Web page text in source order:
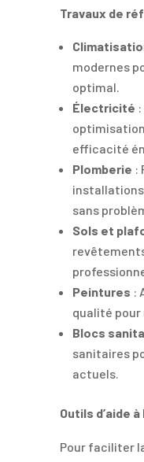
Travaux de
modernes
optimal.
Électricité
efficacité
Plomberie :
sans
Sols et
Peintures :
qualité
Blocs
sanitaires
actuels.
Outils d’aide
Pour faciliter